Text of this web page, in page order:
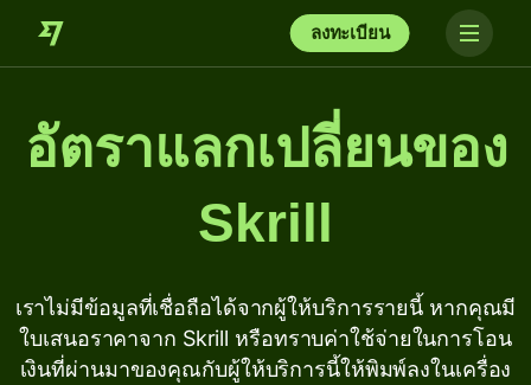
ลงทะเบียน
อัตราแลกเปลี่ยนของ
Skrill
เราไม่มีข้อมูลที่เชื่อถือได้จากผู้ให้บริการรายนี้ หากคุณมี
ใบเสนอราคาจาก Skrill หรือทราบค่าใช้จ่ายในการโอน
เงินที่ผ่านมาของคุณกับผู้ให้บริการนี้ให้พิมพ์ลงในเครื่อง